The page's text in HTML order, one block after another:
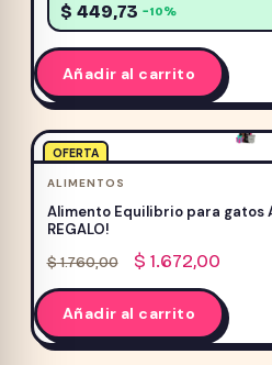
$ 449,73 −10%
Añadir al carrito
OFERTA
ALIMENTOS
Alimento Equilibrio para gatos
REGALO!
$1.760,00
El
precio
original
$ 1.760,00.
$ 1.672,00
actual
es:
$
Añadir al carrito